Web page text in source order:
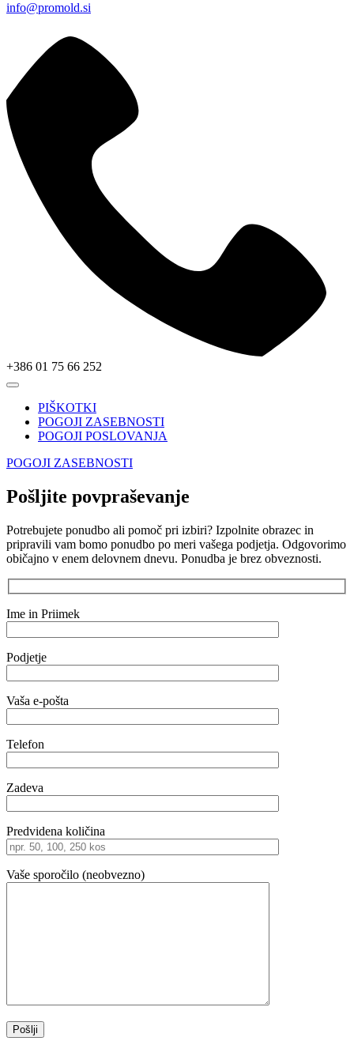
info@promold.si
+386 01 75 66 252
PIŠKOTKI
POGOJI ZASEBNOSTI
POGOJI POSLOVANJA
POGOJI ZASEBNOSTI
Pošljite povpraševanje
Potrebujete ponudbo ali pomoč pri izbiri? Izpolnite obrazec in
pripravili vam bomo ponudbo po meri vašega podjetja. Odgovorimo
običajno v enem delovnem dnevu. Ponudba je brez obveznosti.
Ime in Priimek
Podjetje
Vaša e-pošta
Telefon
Zadeva
Predvidena količina
Vaše sporočilo (neobvezno)